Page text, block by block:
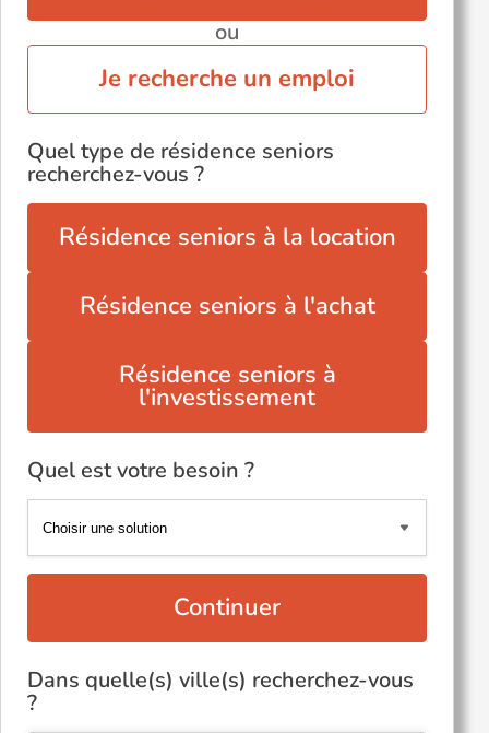
ou
Je recherche un emploi
Quel type de résidence seniors
recherchez-vous ?
Résidence seniors à la location
Résidence seniors à l'achat
Résidence seniors à
l'investissement
Quel est votre besoin ?
Continuer
Dans quelle(s) ville(s) recherchez-vous
?